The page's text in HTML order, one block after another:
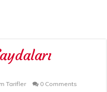
Tarifler 0 Comments